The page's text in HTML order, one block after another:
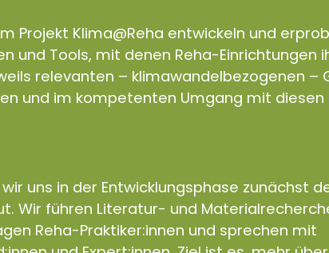
Projekt Klima@Reha entwickeln und
und Tools, mit denen Reha-Einrichtungen
relevanten – klimawandelbezogenen –
und im kompetenten Umgang mit diesen
uns in der Entwicklungsphase zunächst
Wir führen Literatur- und
Reha-Praktiker:innen und sprechen mit